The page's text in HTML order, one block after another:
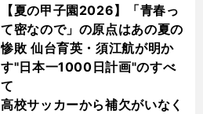
【夏の甲子園2026】「青春っ
て密なので」の原点はあの夏の
惨敗 仙台育英・須江航が明か
す"日本一1000日計画"のすべ
て
高校サッカーから補欠がいなく